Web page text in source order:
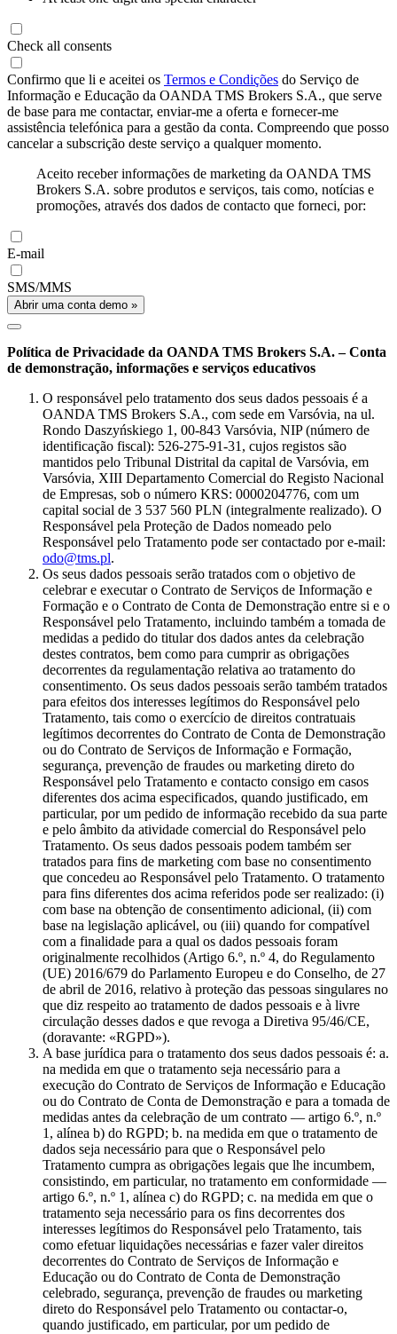
Check all consents
Confirmo que li e aceitei os Termos e Condições do Serviço de
Informação e Educação da OANDA TMS Brokers S.A., que serve
de base para me contactar, enviar-me a oferta e fornecer-me
assistência telefónica para a gestão da conta. Compreendo que posso
cancelar a subscrição deste serviço a qualquer momento.
Aceito receber informações de marketing da OANDA TMS
Brokers S.A. sobre produtos e serviços, tais como, notícias e
promoções, através dos dados de contacto que forneci, por:
E-mail
SMS/MMS
Abrir uma conta demo »
Política de Privacidade da OANDA TMS Brokers S.A. – Conta
de demonstração, informações e serviços educativos
O responsável pelo tratamento dos seus dados pessoais é a
OANDA TMS Brokers S.A., com sede em Varsóvia, na ul.
Rondo Daszyńskiego 1, 00-843 Varsóvia, NIP (número de
identificação fiscal): 526-275-91-31, cujos registos são
mantidos pelo Tribunal Distrital da capital de Varsóvia, em
Varsóvia, XIII Departamento Comercial do Registo Nacional
de Empresas, sob o número KRS: 0000204776, com um
capital social de 3 537 560 PLN (integralmente realizado). O
Responsável pela Proteção de Dados nomeado pelo
Responsável pelo Tratamento pode ser contactado por e-mail:
odo@tms.pl.
Os seus dados pessoais serão tratados com o objetivo de
celebrar e executar o Contrato de Serviços de Informação e
Formação e o Contrato de Conta de Demonstração entre si e o
Responsável pelo Tratamento, incluindo também a tomada de
medidas a pedido do titular dos dados antes da celebração
destes contratos, bem como para cumprir as obrigações
decorrentes da regulamentação relativa ao tratamento do
consentimento. Os seus dados pessoais serão também tratados
para efeitos dos interesses legítimos do Responsável pelo
Tratamento, tais como o exercício de direitos contratuais
legítimos decorrentes do Contrato de Conta de Demonstração
ou do Contrato de Serviços de Informação e Formação,
segurança, prevenção de fraudes ou marketing direto do
Responsável pelo Tratamento e contacto consigo em casos
diferentes dos acima especificados, quando justificado, em
particular, por um pedido de informação recebido da sua parte
e pelo âmbito da atividade comercial do Responsável pelo
Tratamento. Os seus dados pessoais podem também ser
tratados para fins de marketing com base no consentimento
que concedeu ao Responsável pelo Tratamento. O tratamento
para fins diferentes dos acima referidos pode ser realizado: (i)
com base na obtenção de consentimento adicional, (ii) com
base na legislação aplicável, ou (iii) quando for compatível
com a finalidade para a qual os dados pessoais foram
originalmente recolhidos (Artigo 6.º, n.º 4, do Regulamento
(UE) 2016/679 do Parlamento Europeu e do Conselho, de 27
de abril de 2016, relativo à proteção das pessoas singulares no
que diz respeito ao tratamento de dados pessoais e à livre
circulação desses dados e que revoga a Diretiva 95/46/CE,
(doravante: «RGPD»).
A base jurídica para o tratamento dos seus dados pessoais é: a.
na medida em que o tratamento seja necessário para a
execução do Contrato de Serviços de Informação e Educação
ou do Contrato de Conta de Demonstração e para a tomada de
medidas antes da celebração de um contrato — artigo 6.º, n.º
1, alínea b) do RGPD; b. na medida em que o tratamento de
dados seja necessário para que o Responsável pelo
Tratamento cumpra as obrigações legais que lhe incumbem,
consistindo, em particular, no tratamento em conformidade —
artigo 6.º, n.º 1, alínea c) do RGPD; c. na medida em que o
tratamento seja necessário para os fins decorrentes dos
interesses legítimos do Responsável pelo Tratamento, tais
como efetuar liquidações necessárias e fazer valer direitos
decorrentes do Contrato de Serviços de Informação e
Educação ou do Contrato de Conta de Demonstração
celebrado, segurança, prevenção de fraudes ou marketing
direto do Responsável pelo Tratamento ou contactar-o,
quando justificado, em particular, por um pedido de